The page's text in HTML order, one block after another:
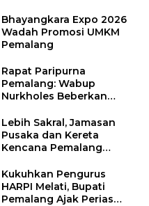
Larangan
Bhayangkara Expo 2026
Wadah Promosi UMKM
Pemalang
Rapat Paripurna
Pemalang: Wabup
Nurkholes Beberkan
Masukan Fraksi DPRD
Lebih Sakral, Jamasan
Pusaka dan Kereta
Kencana Pemalang
Ndalem Notonagoro
Kukuhkan Pengurus
HARPI Melati, Bupati
Pemalang Ajak Perias